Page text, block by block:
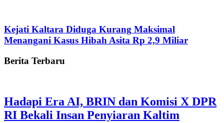
Kejati Kaltara Diduga Kurang Maksimal
Menangani Kasus Hibah Asita Rp 2,9 Miliar
Berita Terbaru
Hadapi Era AI, BRIN dan Komisi X DPR
RI Bekali Insan Penyiaran Kaltim